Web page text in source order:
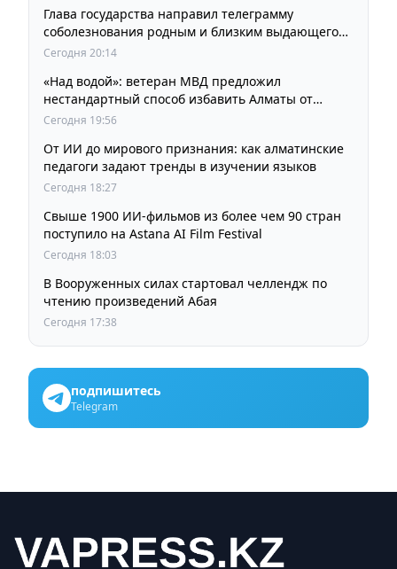
Глава государства направил телеграмму
соболезнования родным и близким выдающегося
кинорежиссера Ардака Амиркулова
Сегодня 20:14
«Над водой»: ветеран МВД предложил
нестандартный способ избавить Алматы от
пробок и смога
Сегодня 19:56
От ИИ до мирового признания: как алматинские
педагоги задают тренды в изучении языков
Сегодня 18:27
Свыше 1900 ИИ-фильмов из более чем 90 стран
поступило на Astana AI Film Festival
Сегодня 18:03
В Вооруженных силах стартовал челлендж по
чтению произведений Абая
Сегодня 17:38
подпишитесь
Telegram